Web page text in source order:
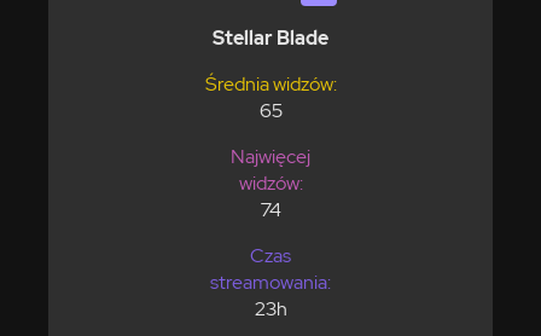
Stellar Blade
Średnia widzów:
65
Najwięcej
widzów:
74
Czas
streamowania:
23h